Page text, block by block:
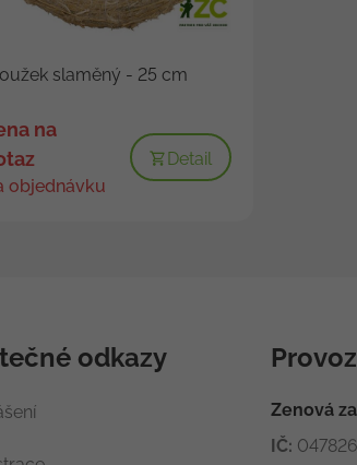
slaměný - 25 cm
na
objednávku
Detail
odkazy
Zenová
IČ: